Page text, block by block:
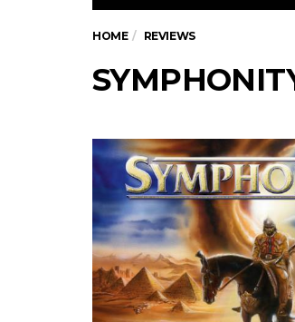
HOME REVIEWS